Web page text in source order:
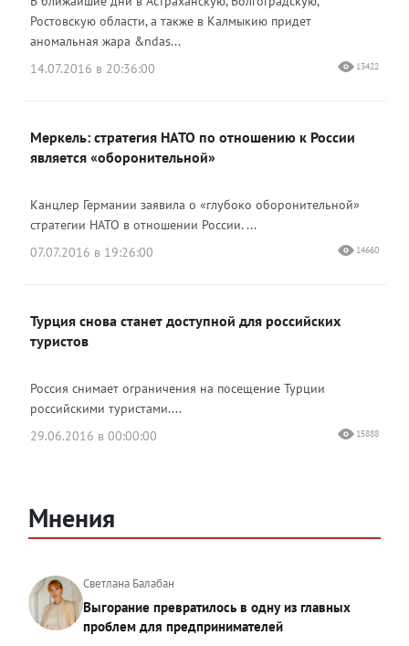
Ростовскую области, а также в Калмыкию придет
аномальная жара &ndas...
14.07.2016 в 20:36:00
13422
Меркель: стратегия НАТО по отношению к России
является «оборонительной»
Канцлер Германии заявила о «глубоко оборонительной»
стратегии НАТО в отношении России. ...
07.07.2016 в 19:26:00
14660
Турция снова станет доступной для российских
туристов
Россия снимает ограничения на посещение Турции
российскими туристами....
29.06.2016 в 00:00:00
15888
Мнения
Светлана Балабан
Выгорание превратилось в одну из главных
проблем для предпринимателей